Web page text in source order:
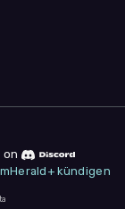
on
Herald+ kündigen